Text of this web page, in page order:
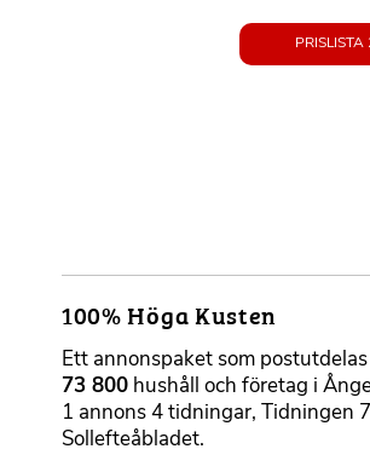
PRISLISTA
F
r
m
a
100% Höga Kusten
Ett annonspaket som postutdelas
73 800hushåll och företag i
1 annons 4 tidningar, Tidningen
Sollefteåbladet.